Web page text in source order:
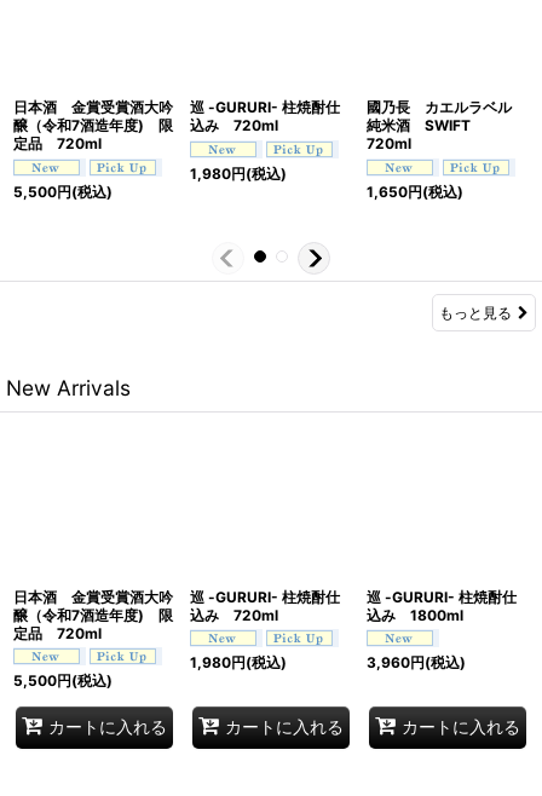
日本酒 金賞受賞酒大吟
醸（令和7酒造年度) 限
定品 720ml
5,500円(税込)
巡 -GURURI- 柱焼酎仕
込み 720ml
1,980円(税込)
國乃長 カエルラベル
純米酒 SWIFT
720ml
1,650円(税込)
もっと見る
New Arrivals
日本酒 金賞受賞酒大吟
醸（令和7酒造年度) 限
定品 720ml
5,500円(税込)
カートに入れる
巡 -GURURI- 柱焼酎仕
込み 720ml
1,980円(税込)
カートに入れる
巡 -GURURI- 柱焼酎仕
込み 1800ml
3,960円(税込)
カートに入れる